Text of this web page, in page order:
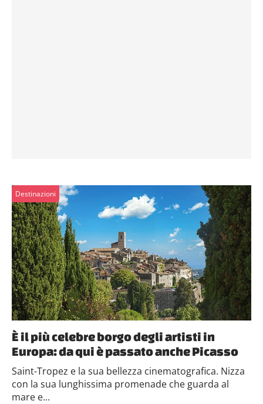
Destinazioni
È il più celebre borgo degli artisti in
Europa: da qui è passato anche Picasso
Saint-Tropez e la sua bellezza cinematografica. Nizza
con la sua lunghissima promenade che guarda al
mare e...